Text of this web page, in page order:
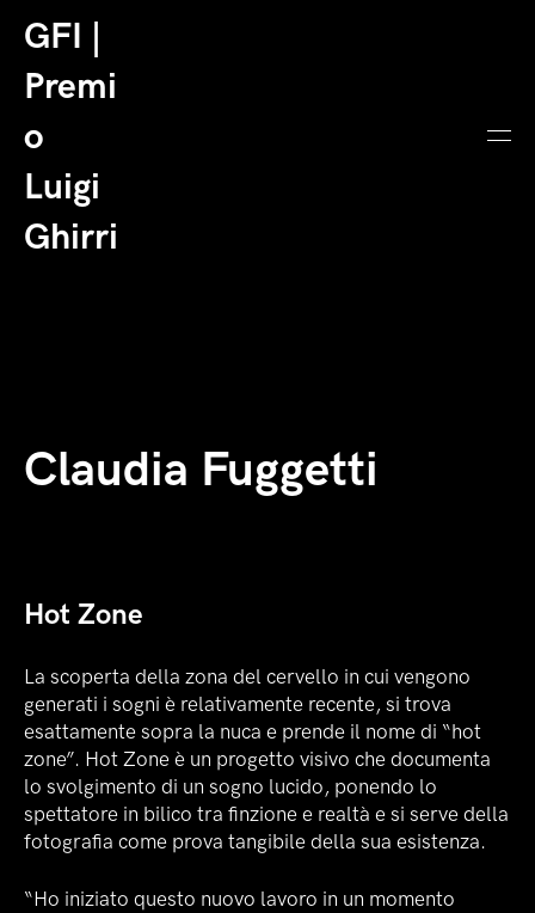
GFI |
Premi
o
Luigi
Ghirri
Claudia Fuggetti
Hot Zone
La scoperta della zona del cervello in cui vengono
generati i sogni è relativamente recente, si trova
esattamente sopra la nuca e prende il nome di “hot
zone”. Hot Zone è un progetto visivo che documenta
lo svolgimento di un sogno lucido, ponendo lo
spettatore in bilico tra finzione e realtà e si serve della
fotografia come prova tangibile della sua esistenza.
“Ho iniziato questo nuovo lavoro in un momento